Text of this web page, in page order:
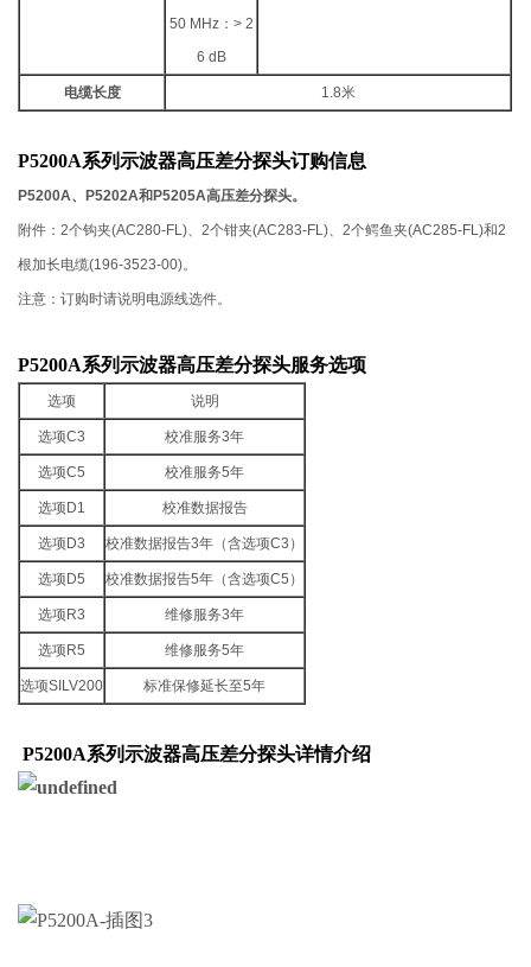
50 MHz： > 2
6 dB
电缆长度 1.8米
P5200A系列示波器高压差分探头订购信息
P5200A、P5202A和P5205A高压差分探头。
附件：2个钩夹(AC280-FL) 、2个钳夹(AC283-FL) 、2个鳄鱼夹(AC285-FL)和2
根加长电缆(196-3523-00)。
注意：订购时请说明电源线选件。
P5200A系列示波器高压差分探头服务选项
选项 说明
选项C3 校准服务3年
选项C5 校准服务5年
选项D1 校准数据报告
选项D3 校准数据报告3年（含选项C3 ）
选项D5 校准数据报告5年（含选项C5 ）
选项R3 维修服务3年
选项R5 维修服务5年
选项SILV200 标准保修延长至5年
P5200A系列示波器高压差分探头详情介绍